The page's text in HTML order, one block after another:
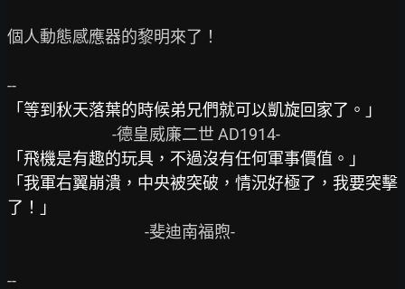
個人動態感應器的黎明來了！
「等到秋天落葉的時候弟兄們就可以凱旋回家了。」
「飛機是有趣的玩具，不過沒有任何軍事價值。」
「我軍右翼崩潰，中央被突破，情況好極了，我要突擊
了！」